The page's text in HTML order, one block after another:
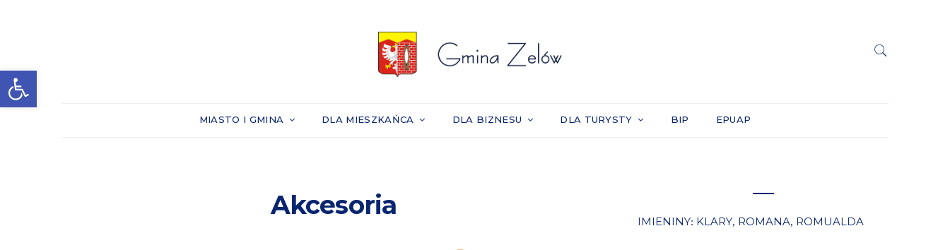
Otwórz pasek narzędzi
MIASTO I GMINA DLA MIESZKAŃCA DLA BIZNESU DLA TURYSTY BIP EPUAP
Akcesoria
IMIENINY: KLARY, ROMANA, ROMUALDA